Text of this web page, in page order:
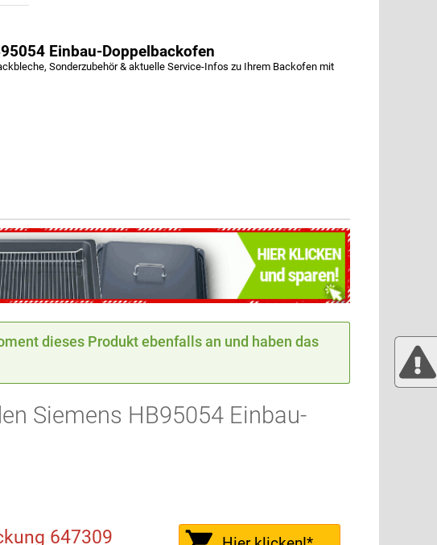
Einbau-Doppelbackofen
Sonderzubehör & aktuelle Service-Infos zu Ihrem Backofen mit
dieses Produkt ebenfalls an und haben das
Siemens HB95054 Einbau-
647309